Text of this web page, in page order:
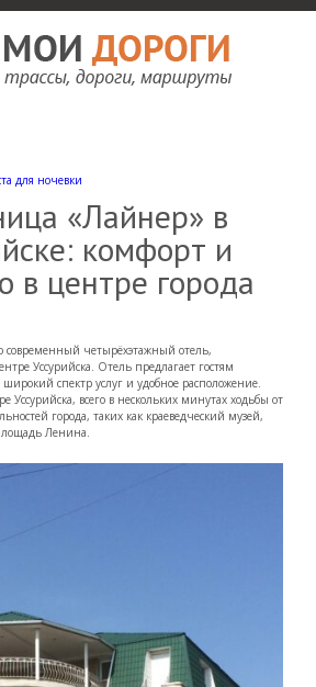
для ночевки
«Лайнер» в
комфорт и
в центре города
современный четырёхэтажный отель,
Уссурийска. Отель предлагает гостям
спектр услуг и удобное расположение.
Уссурийска, всего в нескольких минутах ходьбы от
города, таких как краеведческий музей,
Ленина.